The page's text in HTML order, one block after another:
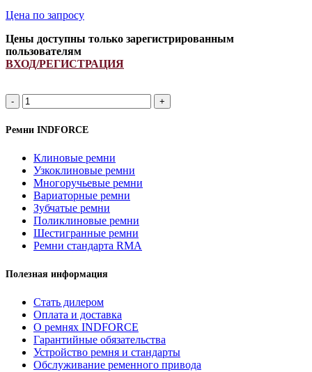
вариаторный
INDFORCE
Strong
Цена по запросу
Цены доступны только зарегистрированным
пользователям
ВХОД/РЕГИСТРАЦИЯ
Количество
товара
644362.0
ремень
INDFORCE
Unlimit
Kevlar
Ремни INDFORCE
Клиновые ремни
Узкоклиновые ремни
Многоручьевые ремни
Вариаторные ремни
Зубчатые ремни
Поликлиновые ремни
Шестигранные ремни
Ремни стандарта RMA
Полезная информация
Стать дилером
Оплата и доставка
О ремнях INDFORCE
Гарантийные обязательства
Устройство ремня и стандарты
Обслуживание ременного привода